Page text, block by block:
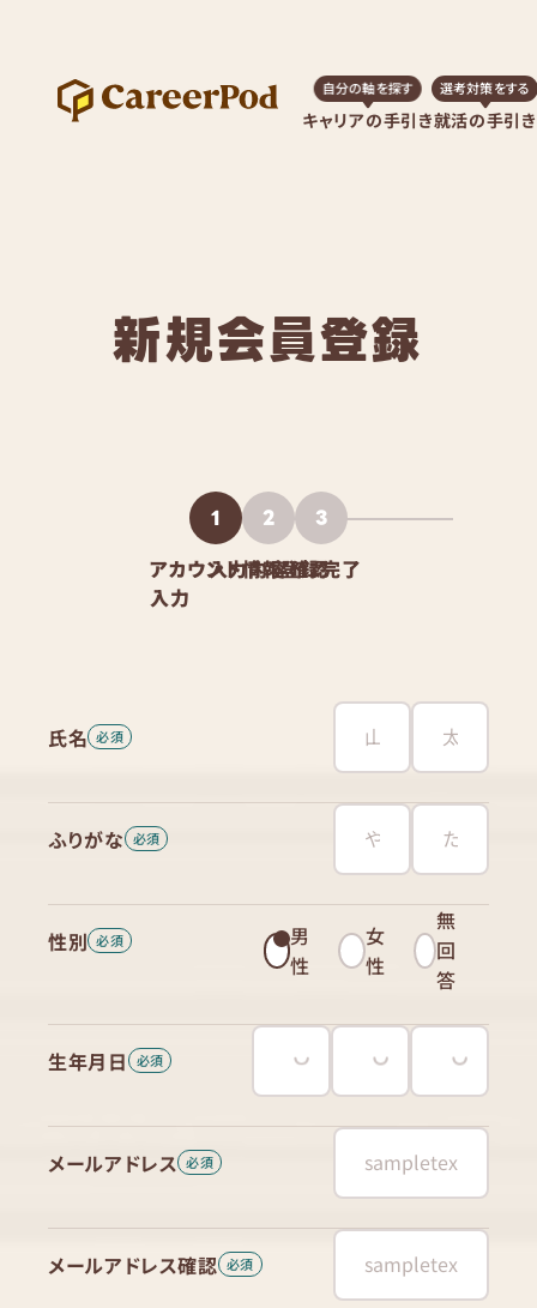
キャリアの手引き
自分の軸を探す
就活の手引き
選考対策をする
新規会員登録
1
アカウント情報
入力
2
入力内容確認
3
登録完了
氏名
ふりがな
性別
男
性
女
性
無
回
答
生年月日
メールアドレス
メールアドレス確認